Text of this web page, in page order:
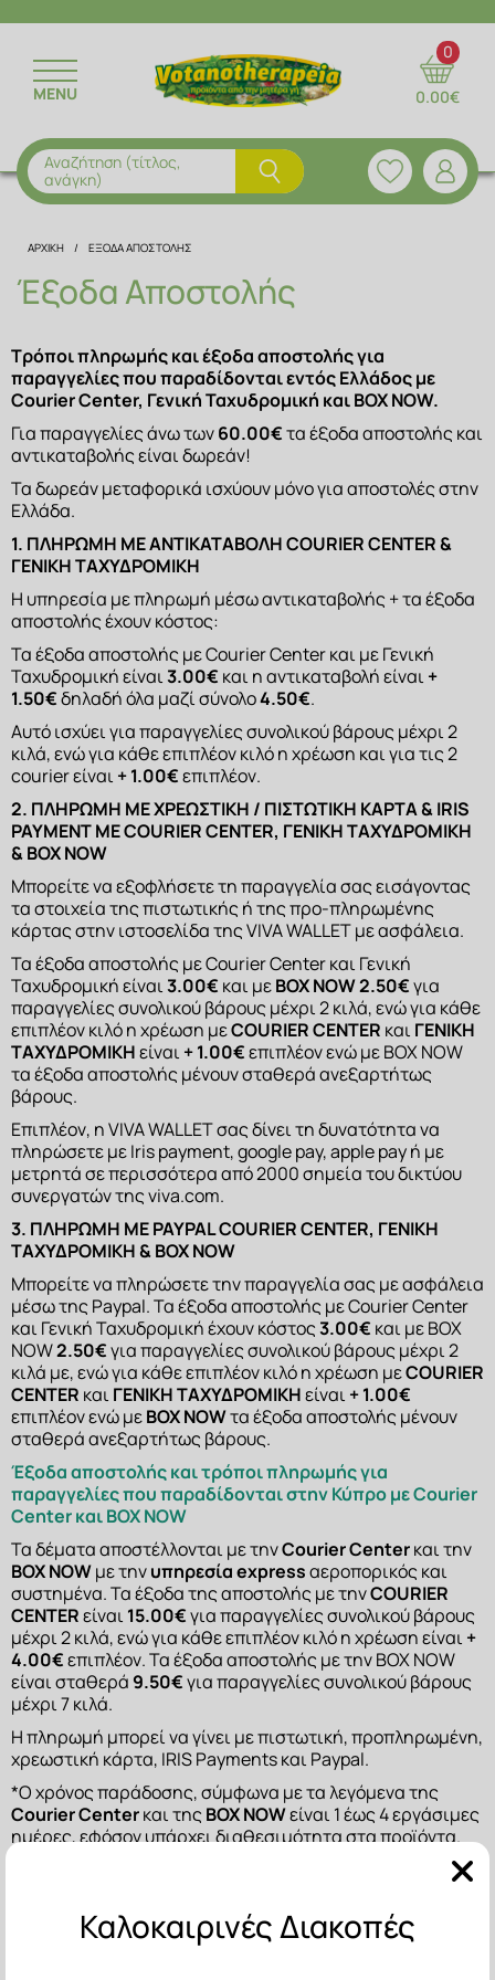
MENU 0.00€
0
Αναζήτηση (τίτλος,
ανάγκη)
ΒΟΤΑΝΑ
ΦΥΤΙΚΑ ΡΟΦΗΜΑΤΑ ΒΟΤΑΝΩΝ
ΜΕΙΓΜΑΤΑ ΒΟΤΑΝΩΝ
ΑΙΘΕΡΙΑ ΕΛΑΙΑ
ΑΡΩΜΑΤΙΚΑ ΕΛΑΙΑ
ΑΛΑΤΑ ΜΠΑΝΙΟΥ
ΑΝΔΡΙΚΗ ΦΡΟΝΤΙΔΑ
ΜΑΣΚΕΣ
ΠΡΟΣΩΠΟ & ΣΩΜΑ
ΣΤΟΜΑΤΙΚΗ ΥΓΙΕΙΝΗ
ΣΑΠΟΥΝΙΑ
ΑΝΘΟΝΕΡΑ
ΑΠΟΞΗΡΑΜΕΝΑ ΦΡΟΥΤΑ
ΜΠΑΧΑΡΙΚΑ
ΥΠΕΡΤΡΟΦΕΣ
ΦΥΣΙΚΟΙ ΧΥΜΟΙ
ΔΙΑΤΡΟΦΗ & ΣΥΜΒΟΥΛΕΣ
ΣΥΝΤΑΓΕΣ
ΑΡΧΙΚΗ ΈΞΟΔΑ ΑΠΟΣΤΟΛΉΣ
Έξοδα Αποστολής
Τρόποι πληρωμής και έξοδα αποστολής για
παραγγελίες που παραδίδονται εντός Ελλάδος με
Courier Center, Γενική Ταχυδρομική και BOX NOW.
Για παραγγελίες άνω των 60.00€ τα έξοδα αποστολής και
αντικαταβολής είναι δωρεάν!
Τα δωρεάν μεταφορικά ισχύουν μόνο για αποστολές στην
Ελλάδα.
1. ΠΛΗΡΩΜΗ ΜΕ ΑΝΤΙΚΑΤΑΒΟΛΗ COURIER CENTER &
ΓΕΝΙΚΗ ΤΑΧΥΔΡΟΜΙΚΗ
Η υπηρεσία με πληρωμή μέσω αντικαταβολής + τα έξοδα
αποστολής έχουν κόστος:
Τα έξοδα αποστολής με Courier Center και με Γενική
Ταχυδρομική είναι 3.00€ και η αντικαταβολή είναι +
1.50€ δηλαδή όλα μαζί σύνολο 4.50€.
Αυτό ισχύει για παραγγελίες συνολικού βάρους μέχρι 2
κιλά, ενώ για κάθε επιπλέον κιλό η χρέωση και για τις 2
courier είναι + 1.00€ επιπλέον.
2. ΠΛΗΡΩΜΗ ΜΕ ΧΡΕΩΣΤΙΚΗ / ΠΙΣΤΩΤΙΚΗ ΚΑΡΤΑ & IRIS
PAYMENT ΜΕ COURIER CENTER, ΓΕΝΙΚΗ ΤΑΧΥΔΡΟΜΙΚΗ
& BOX NOW
Μπορείτε να εξοφλήσετε τη παραγγελία σας εισάγοντας
τα στοιχεία της πιστωτικής ή της προ-πληρωμένης
κάρτας στην ιστοσελίδα της VIVA WALLET με ασφάλεια.
Τα έξοδα αποστολής με Courier Center και Γενική
Ταχυδρομική είναι 3.00€ και με ΒΟΧ ΝΟW2.50€ για
παραγγελίες συνολικού βάρους μέχρι 2 κιλά, ενώ για κάθε
επιπλέον κιλό η χρέωση με COURIER CENTER και ΓΕΝΙΚΗ
ΤΑΧΥΔΡΟΜΙΚΗ είναι + 1.00€ επιπλέον ενώ με BOX NOW
τα έξοδα αποστολής μένουν σταθερά ανεξαρτήτως
βάρους.
Επιπλέον, η VIVA WALLET σας δίνει τη δυνατότητα να
πληρώσετε με Iris payment, google pay, apple pay ή με
μετρητά σε περισσότερα από 2000 σημεία του δικτύου
συνεργατών της viva.com.
3. ΠΛΗΡΩΜΗ ΜΕ PAYPAL COURIER CENTER, ΓΕΝΙΚΗ
ΤΑΧΥΔΡΟΜΙΚΗ & BOX NOW
Μπορείτε να πληρώσετε την παραγγελία σας με ασφάλεια
μέσω της Paypal. Τα έξοδα αποστολής με Courier Center
και Γενική Ταχυδρομική έχουν κόστος 3.00€ και με ΒΟΧ
ΝΟW 2.50€ για παραγγελίες συνολικού βάρους μέχρι 2
κιλά με, ενώ για κάθε επιπλέον κιλό η χρέωση με COURIER
CENTER και ΓΕΝΙΚΗ ΤΑΧΥΔΡΟΜΙΚΗ είναι + 1.00€
επιπλέον ενώ με BOX NOW τα έξοδα αποστολής μένουν
σταθερά ανεξαρτήτως βάρους.
Έξοδα αποστολής και τρόποι πληρωμής για
παραγγελίες που παραδίδονται στην Κύπρο με Courier
Center και BOX NOW
Τα δέματα αποστέλλονται με την Courier Center
BOX NOW με την υπηρεσία express αεροπορικός και
συστημένα. Τα έξοδα της αποστολής με την COURIER
CENTER είναι 15.00€ για παραγγελίες συνολικού βάρους
μέχρι 2 κιλά, ενώ για κάθε επιπλέον κιλό η χρέωση είναι +
4.00€ επιπλέον. Τα έξοδα αποστολής με την BOX NOW
είναι σταθερά 9.50€ για παραγγελίες συνολικού βάρους
μέχρι 7 κιλά.
Η πληρωμή μπορεί να γίνει με πιστωτική, προπληρωμένη,
χρεωστική κάρτα, IRIS Payments και Paypal.
Courier Center και της BOX NOW είναι 1 έως 4 εργάσιμες
ημέρες, εφόσον υπάρχει διαθεσιμότητα στα προϊόντα.
Ευρώπη με την DHL Economy
Τα δέματα αποστέλλονται με την DHL Economy, ο χρόνος
Καλοκαιρινές Διακοπές